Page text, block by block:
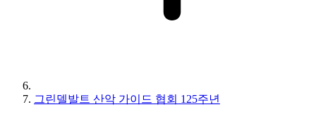
그린델발트 산악 가이드 협회 125주년